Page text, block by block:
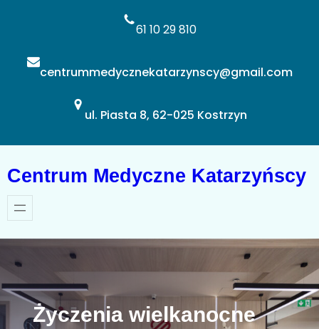
61 10 29 810
centrummedycznekatarzynscy@gmail.com
ul. Piasta 8, 62-025 Kostrzyn
Centrum Medyczne Katarzyńscy
Życzenia wielkanocne